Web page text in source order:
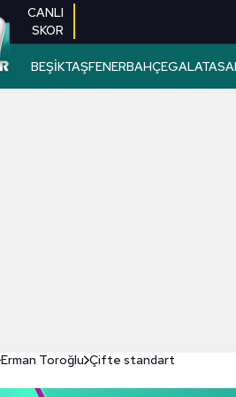
CANLI
SKOR
BEŞİKTAŞFENERBAHÇE
Erman Toroğlu Çifte standart